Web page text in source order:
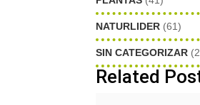
NATURLIDER (61)
SIN CATEGORIZAR
Related